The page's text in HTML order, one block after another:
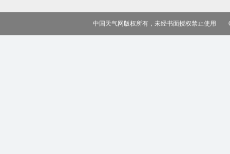
中国天气网版权所有，未经书面授权禁止使用